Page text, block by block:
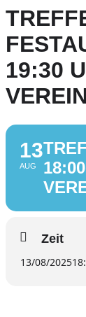
19:30
13
AUG
Zeit
13/08/2025